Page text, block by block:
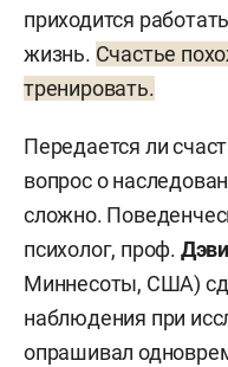
приходится
жизнь. Счастье
тренировать.
Передается ли
вопрос о
сложно.
психолог, проф.
Миннесоты, США)
наблюдения при
опрашивал